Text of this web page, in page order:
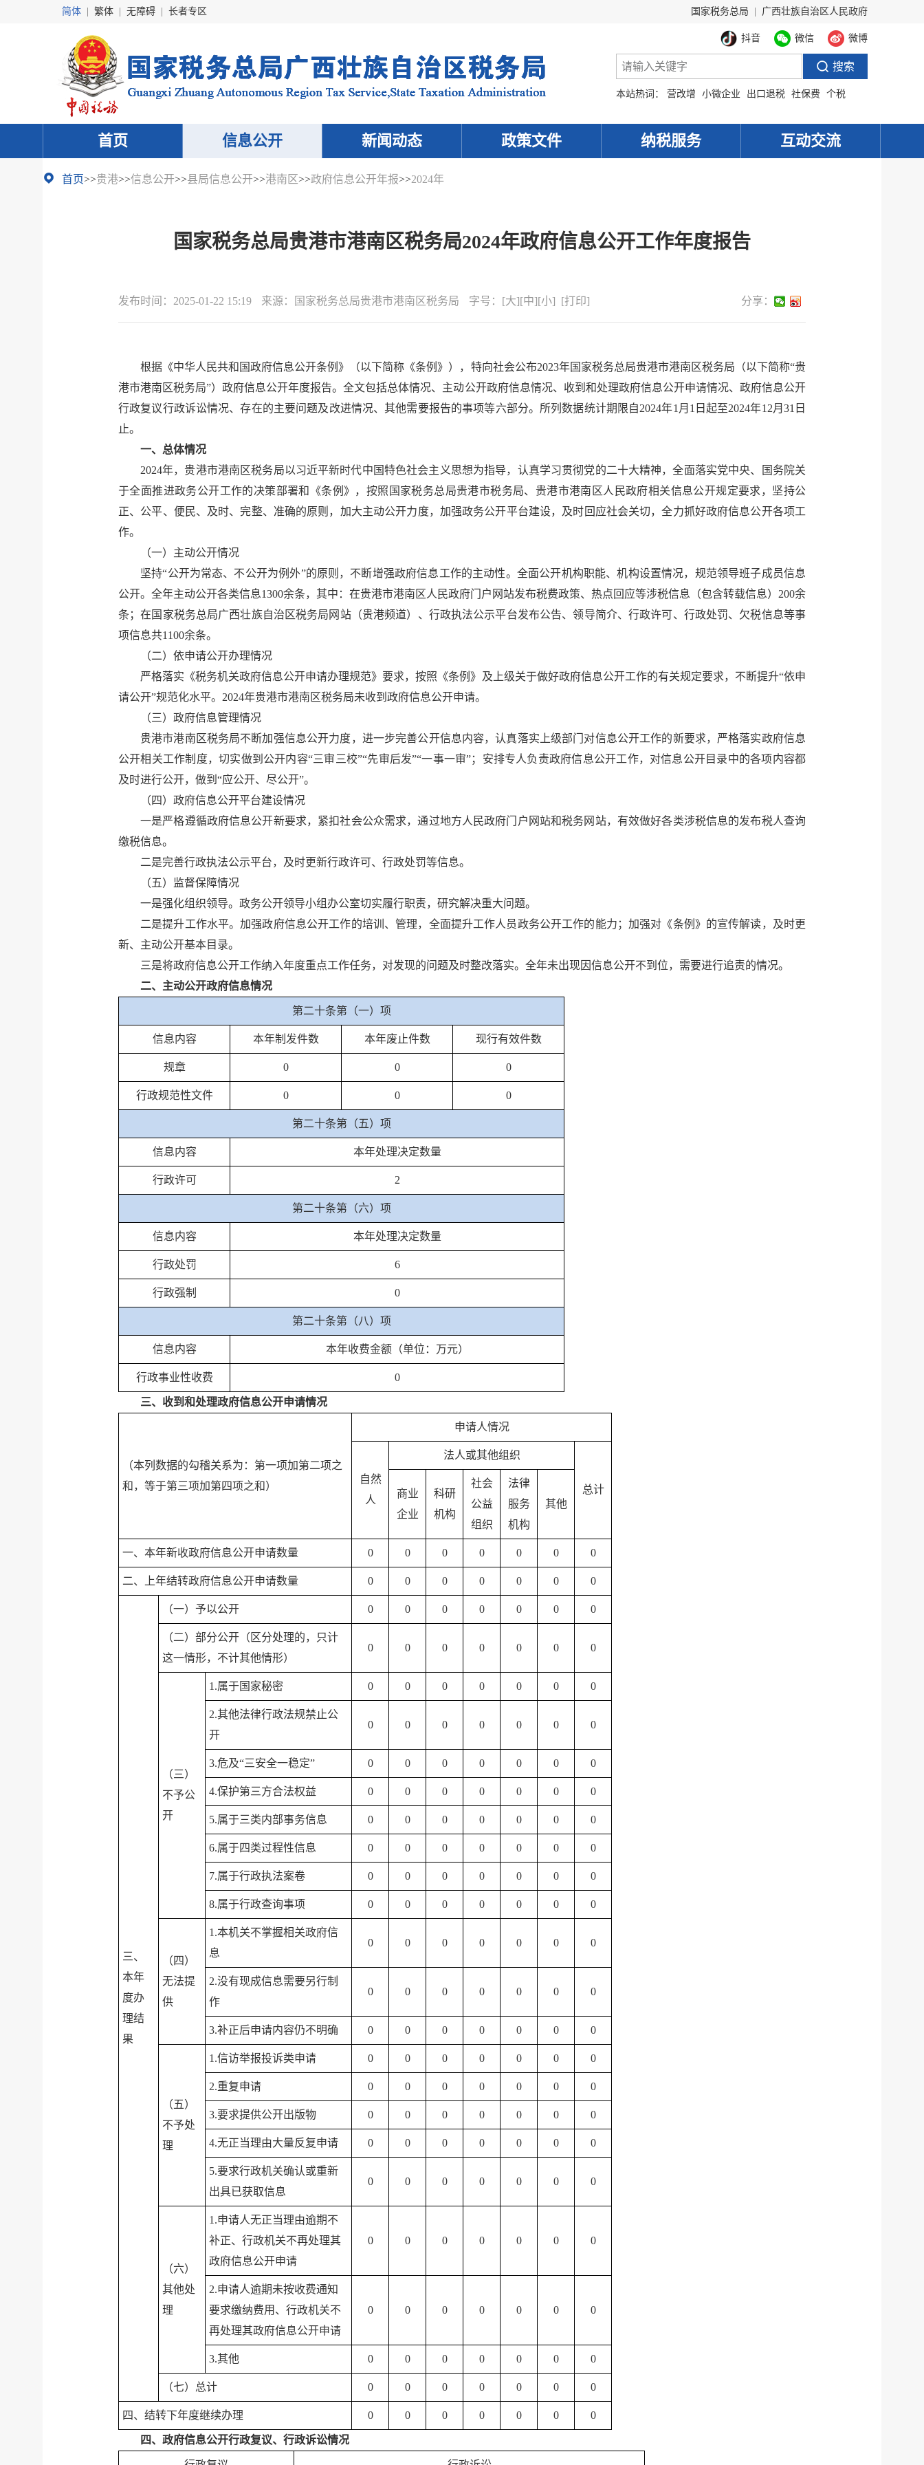
简体 繁体 无障碍 长者专区 国家税务总局 广西壮族自治区人民政府
抖音 微信 微博
本站热词： 营改增 小微企业 出口退税 社保费 个税
首页 信息公开 新闻动态 政策文件 纳税服务 互动交流
首页>>贵港>>信息公开>>县局信息公开>>港南区>>政府信息公开年报>>2024年
国家税务总局贵港市港南区税务局2024年政府信息公开工作年度报告
发布时间： 2025-01-22 15:19 来源： 国家税务总局贵港市港南区税务局 字号： [大][中][小] [打印] 分享：
根据《中华人民共和国政府信息公开条例》（以下简称《条例》），特向社会公布2023年国家税务总局贵港市港南区税务局（以下简称“贵
港市港南区税务局”）政府信息公开年度报告。全文包括总体情况、主动公开政府信息情况、收到和处理政府信息公开申请情况、政府信息公开
行政复议行政诉讼情况、存在的主要问题及改进情况、其他需要报告的事项等六部分。所列数据统计期限自2024年1月1日起至2024年12月31日
止。
一、总体情况
2024年， 贵港市港南区税务局以习近平新时代中国特色社会主义思想为指导，认真学习贯彻党的二十大精神，全面落实党中央、国务院关
于全面推进政务公开工作的决策部署和《条例》，按照国家税务总局贵港市税务局、贵港市港南区人民政府相关信息公开规定要求，坚持公
正、公平、便民、及时、完整、准确的原则，加大主动公开力度，加强政务公开平台建设，及时回应社会关切，全力抓好政府信息公开各项工
作。
（一）主动公开情况
坚持“公开为常态、不公开为例外”的原则，不断增强政府信息工作的主动性。全面公开机构职能、机构设置情况，规范领导班子成员信息
公开。全年主动公开各类信息1300余条，其中：在贵港市港南区人民政府门户网站发布税费政策、热点回应等涉税信息（包含转载信息）200余
条；在国家税务总局广西壮族自治区税务局网站（贵港频道）、行政执法公示平台发布公告、领导简介、行政许可、行政处罚、欠税信息等事
项信息共1100余条。
（二）依申请公开办理情况
严格落实《税务机关政府信息公开申请办理规范》要求，按照《条例》及上级关于做好政府信息公开工作的有关规定要求，不断提升“依申
请公开”规范化水平。2024年贵港市港南区税务局未收到政府信息公开申请。
（三）政府信息管理情况
贵港市港南区税务局不断加强信息公开力度，进一步完善公开信息内容，认真落实上级部门对信息公开工作的新要求，严格落实政府信息
公开相关工作制度，切实做到公开内容“三审三校”“先审后发”“一事一审”；安排专人负责政府信息公开工作，对信息公开目录中的各项内容都
及时进行公开，做到“应公开、尽公开”。
（四）政府信息公开平台建设情况
一是严格遵循政府信息公开新要求，紧扣社会公众需求，通过地方人民政府门户网站和税务网站，有效做好各类涉税信息的发布税人查询
缴税信息。
二是完善行政执法公示平台，及时更新行政许可、行政处罚等信息。
（五）监督保障情况
一是强化组织领导。政务公开领导小组办公室切实履行职责，研究解决重大问题。
二是提升工作水平。加强政府信息公开工作的培训、管理，全面提升工作人员政务公开工作的能力；加强对《条例》的宣传解读，及时更
新、主动公开基本目录。
三是将政府信息公开工作纳入年度重点工作任务，对发现的问题及时整改落实。全年未出现因信息公开不到位，需要进行追责的情况。
二、主动公开政府信息情况
第二十条第（一）项
信息内容 本年制发件数 本年废止件数 现行有效件数
规章 0 0 0
行政规范性文件 0 0 0
第二十条第（五）项
信息内容 本年处理决定数量
行政许可 2
第二十条第（六）项
信息内容 本年处理决定数量
行政处罚 6
行政强制 0
第二十条第（八）项
信息内容 本年收费金额（单位：万元）
行政事业性收费 0
三、收到和处理政府信息公开申请情况
（本列数据的勾稽关系为：第一项加第二项之
和，等于第三项加第四项之和）
申请人情况
自然
人
法人或其他组织
总计
商业
企业
科研
机构
社会
公益
组织
法律
服务
机构
其他
一、本年新收政府信息公开申请数量 0 0 0 0 0 0 0
二、上年结转政府信息公开申请数量 0 0 0 0 0 0 0
三、
本年
度办
理结
果
（一）予以公开 0 0 0 0 0 0 0
（二）部分公开（区分处理的，只计
这一情形，不计其他情形）
0 0 0 0 0 0 0
（三）
不予公
开
1.属于国家秘密 0 0 0 0 0 0 0
2.其他法律行政法规禁止公
开
0 0 0 0 0 0 0
3.危及“三安全一稳定” 0 0 0 0 0 0 0
4.保护第三方合法权益 0 0 0 0 0 0 0
5.属于三类内部事务信息 0 0 0 0 0 0 0
6.属于四类过程性信息 0 0 0 0 0 0 0
7.属于行政执法案卷 0 0 0 0 0 0 0
8.属于行政查询事项 0 0 0 0 0 0 0
（四）
无法提
供
1.本机关不掌握相关政府信
息
0 0 0 0 0 0 0
2.没有现成信息需要另行制
作
0 0 0 0 0 0 0
3.补正后申请内容仍不明确 0 0 0 0 0 0 0
（五）
不予处
理
1.信访举报投诉类申请 0 0 0 0 0 0 0
2.重复申请 0 0 0 0 0 0 0
3.要求提供公开出版物 0 0 0 0 0 0 0
4.无正当理由大量反复申请 0 0 0 0 0 0 0
5.要求行政机关确认或重新
出具已获取信息
0 0 0 0 0 0 0
（六）
其他处
理
1.申请人无正当理由逾期不
补正、行政机关不再处理其
政府信息公开申请
0 0 0 0 0 0 0
2.申请人逾期未按收费通知
要求缴纳费用、行政机关不
再处理其政府信息公开申请
0 0 0 0 0 0 0
3.其他 0 0 0 0 0 0 0
（七）总计 0 0 0 0 0 0 0
四、结转下年度继续办理 0 0 0 0 0 0 0
四、政府信息公开行政复议、行政诉讼情况